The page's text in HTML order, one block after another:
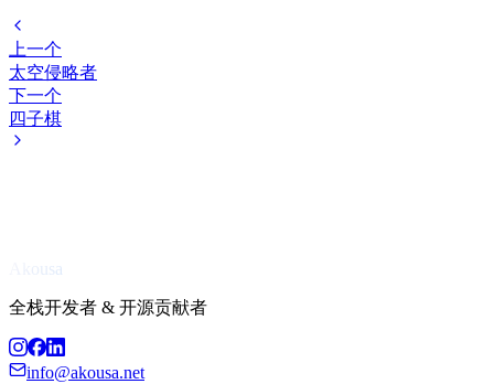
上一个
太空侵略者
下一个
四子棋
Akousa
全栈开发者 & 开源贡献者
info@akousa.net